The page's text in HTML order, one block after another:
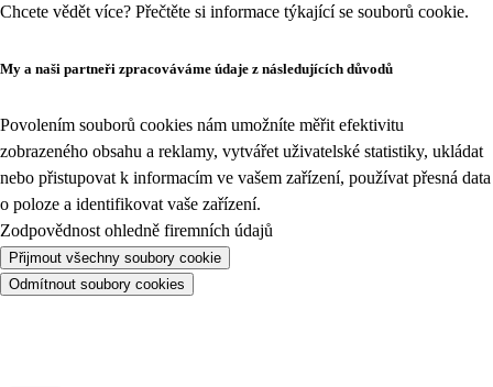
Chcete vědět více? Přečtěte si informace týkající se souborů cookie.
My a naši partneři zpracováváme údaje z následujících důvodů
Povolením souborů cookies nám umožníte měřit efektivitu
zobrazeného obsahu a reklamy, vytvářet uživatelské statistiky, ukládat
nebo přistupovat k informacím ve vašem zařízení, používat přesná data
o poloze a identifikovat vaše zařízení.
Zodpovědnost ohledně firemních údajů
Přijmout všechny soubory cookie
Odmítnout soubory cookies